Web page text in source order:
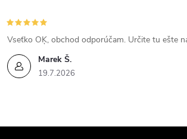
Marek Š.
19.7.2026
Vseťko OĶ, obchod odporúčam. Určite tu ešte